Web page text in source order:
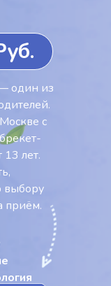
один из
с
13 лет.
выбору
приём.